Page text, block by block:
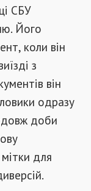
СБУ
Його
коли він
з
він
одразу
доби
для